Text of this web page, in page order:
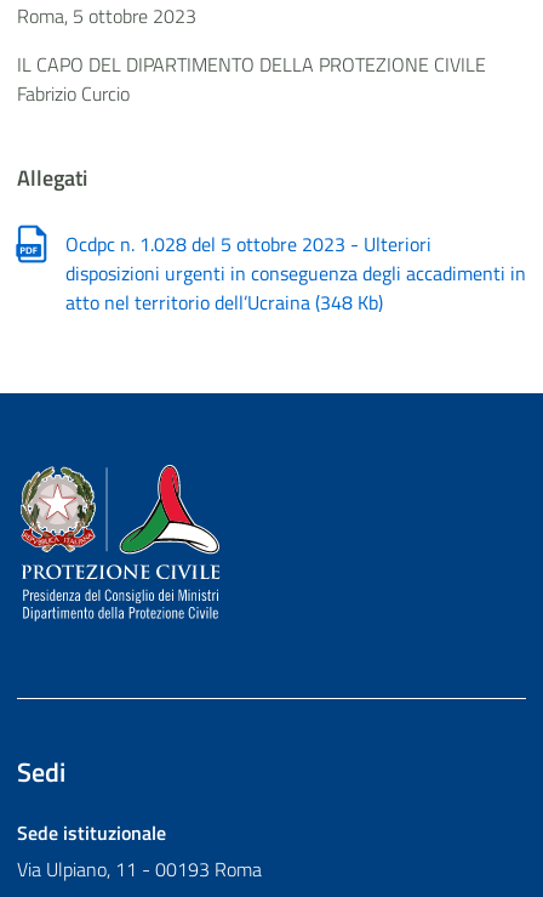
Roma, 5 ottobre 2023
IL CAPO DEL DIPARTIMENTO DELLA PROTEZIONE CIVILE
Fabrizio Curcio
Allegati
Ocdpc n. 1.028 del 5 ottobre 2023 - Ulteriori
disposizioni urgenti in conseguenza degli accadimenti in
atto nel territorio dell’Ucraina(348 Kb)
Dipartimento della Protezione Civile
Sedi
Sede istituzionale
Via Ulpiano, 11 - 00193 Roma